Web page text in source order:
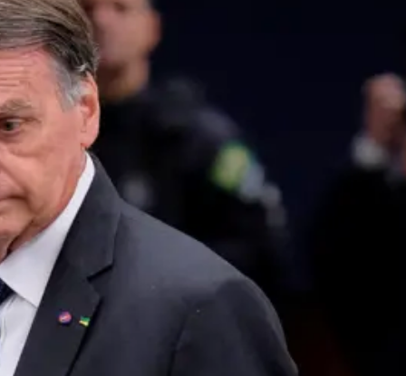
O voto de Alexandre de Moraes | Em uma sessão histórica que
mais de cinco horas, o ministro Alexandre de Moraes proferiu nesta
terça-feira (9) um voto devastador no julgamento da tentativa de
de estado liderada por Jair Messias Bolsonaro. O relator da ação
penal 2668 não apenas condenou todos os oito réus do "núcleo 1"
organização criminosa golpista, mas também enviou recados duros
para a extrema direita brasileira e internacional que vem atacando
sistematicame